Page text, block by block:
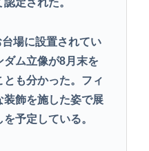
定された。
場に設置されてい
ダム立像が8月末を
とも分かった。フィ
飾を施した姿で展
予定している。